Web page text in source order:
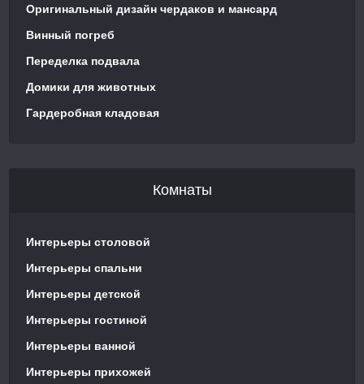
Оригинальный дизайн чердаков и мансард
Винный погреб
Переделка подвала
Домики для животных
Гардеробная кладовая
Комнаты
Интерьеры столовой
Интерьеры спальни
Интерьеры детской
Интерьеры гостиной
Интерьеры ванной
Интерьеры прихожей